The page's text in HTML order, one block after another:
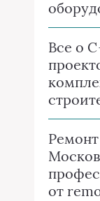
Все о
от